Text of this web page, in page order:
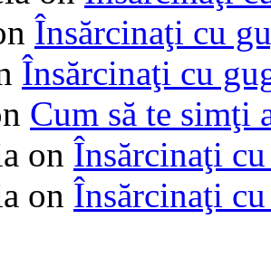
Însărcinaţi cu
Însărcinaţi cu
Cum să te simţi
on Însărcinaţi
on Însărcinaţi